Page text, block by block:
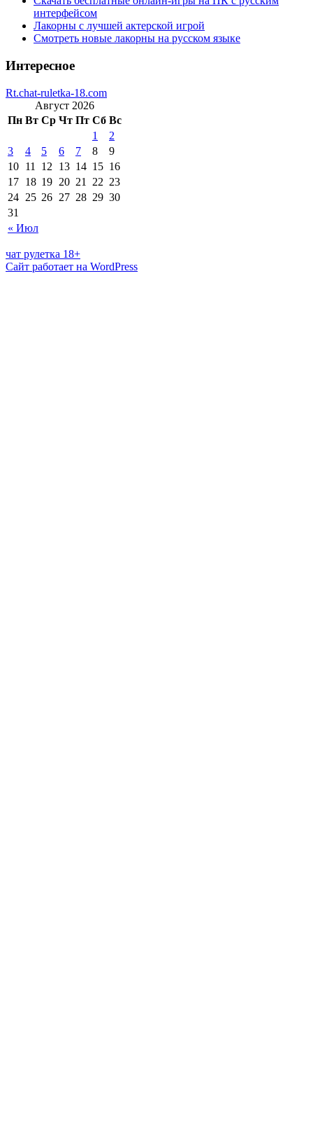
интерфейсом
Лакорны с лучшей актерской игрой
Смотреть новые лакорны на русском языке
Интересное
Rt.chat-ruletka-18.com
Август 2026
Пн Вт Ср Чт Пт Сб Вс
« Июл
1
2
3
4 5 6 7 8
9
10 11 12 13 14 15 16
17 18 19 20 21 22 23
24 25 26 27 28 29 30
31
чат рулетка 18+
Сайт работает на WordPress